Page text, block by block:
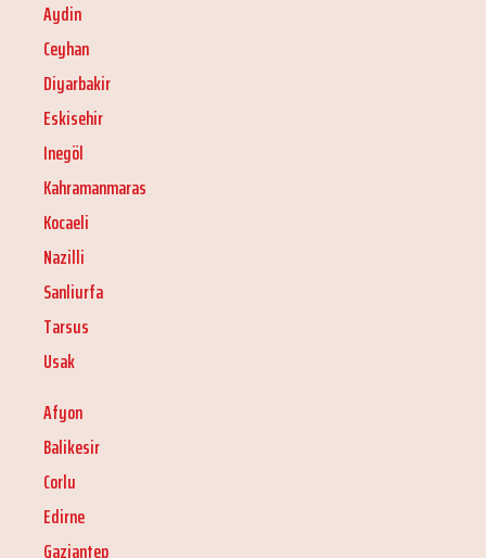
Aydin
Ceyhan
Diyarbakir
Eskisehir
Inegöl
Kahramanmaras
Kocaeli
Nazilli
Sanliurfa
Tarsus
Usak
Afyon
Balikesir
Corlu
Edirne
Gaziantep